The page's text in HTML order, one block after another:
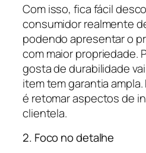
Com isso, fica fácil
consumidor realmente
podendo apresentar o
com maior propriedade.
gosta de durabilidade
item tem garantia ampla.
é retomar aspectos de
clientela.
2. Foco no detalhe